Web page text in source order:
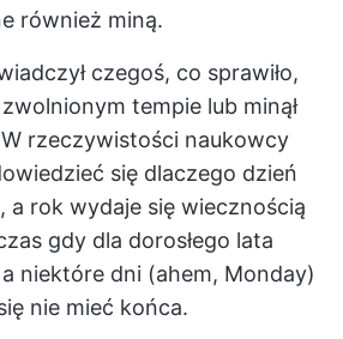
również miną.
czegoś, co sprawiło,
zwolnionym tempie lub minął
rzeczywistości naukowcy
się dlaczego dzień
a rok wydaje się wiecznością
gdy dla dorosłego lata
niektóre dni (ahem, Monday)
nie mieć końca.